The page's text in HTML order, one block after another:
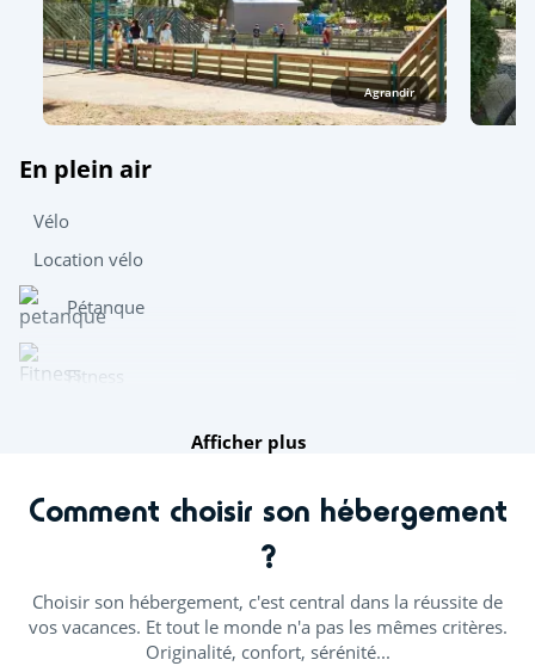
Agrandir
En plein air
Vélo
Location vélo
Pétanque
Fitness
Jouer en équipe
Salle de sport
Découvrir
Afficher plus
Comment choisir son hébergement
?
Choisir son hébergement, c'est central dans la réussite de
vos vacances. Et tout le monde n'a pas les mêmes critères.
Originalité, confort, sérénité...